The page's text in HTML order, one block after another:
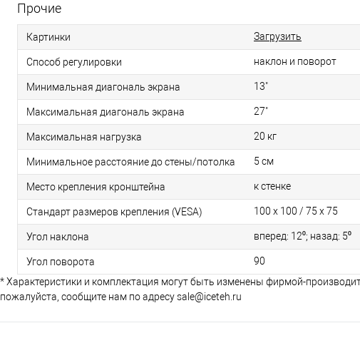
Прочие
Картинки Загрузить
Способ регулировки наклон и поворот
Минимальная диагональ экрана 13"
Максимальная диагональ экрана 27"
Максимальная нагрузка 20 кг
Минимальное расстояние до стены/потолка 5 см
Место крепления кронштейна к стенке
Стандарт размеров крепления (VESA) 100 х 100 / 75 х 75
Угол наклона вперед: 12⁰; назад: 5⁰
Угол поворота
90
* Характеристики и комплектация могут быть изменены фирмой-
пожалуйста, сообщите нам по адресу sale@iceteh.ru